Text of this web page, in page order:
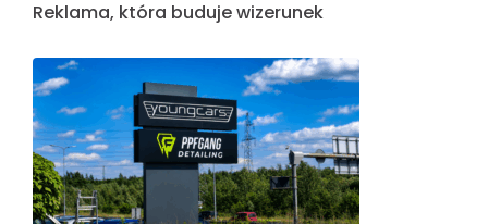
Reklama, która buduje wizerunek